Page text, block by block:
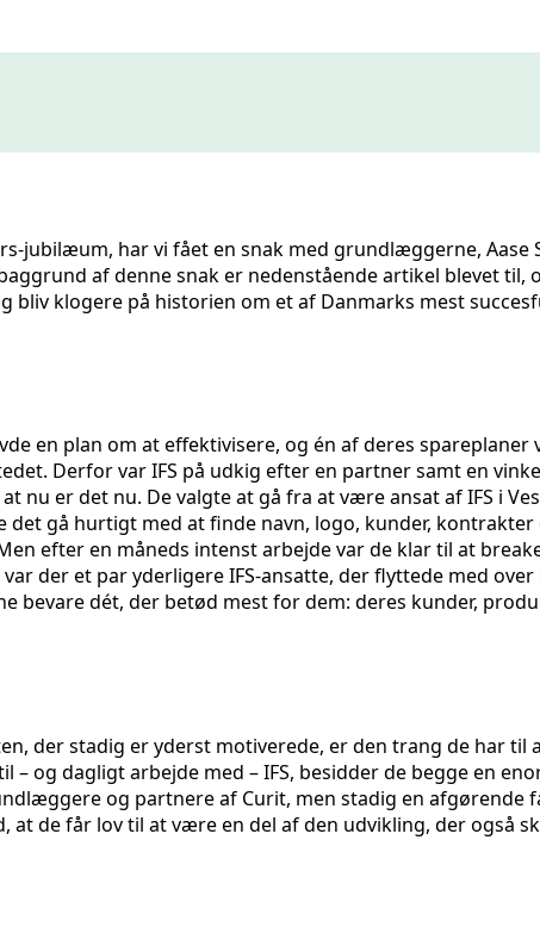
jubilæum, har vi fået en snak med grundlæggerne, Aase
af denne snak er nedenstående artikel blevet til,
klogere på historien om et af Danmarks mest
en plan om at effektivisere, og én af deres
Derfor var IFS på udkig efter en partner samt en
nu er det nu. De valgte at gå fra at være ansat af IFS i
det gå hurtigt med at finde navn, logo, kunder,
efter en måneds intenst arbejde var de klar til at
der et par yderligere IFS-ansatte, der flyttede med
bevare dét, der betød mest for dem: deres kunder,
der stadig er yderst motiverede, er den trang de har
– og dagligt arbejde med – IFS, besidder de begge en
og partnere af Curit, men stadig en afgørende
at de får lov til at være en del af den udvikling, der også